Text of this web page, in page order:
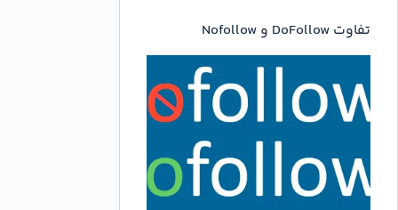
تفاوت DoFollow و Nofollow